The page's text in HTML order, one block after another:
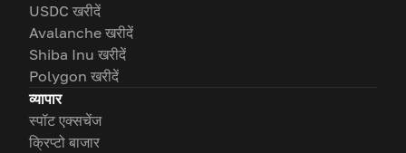
USDC खरीदें
Avalanche खरीदें
Shiba Inu खरीदें
Polygon खरीदें
व्यापार
स्पॉट एक्सचेंज
क्रिप्टो बाजार